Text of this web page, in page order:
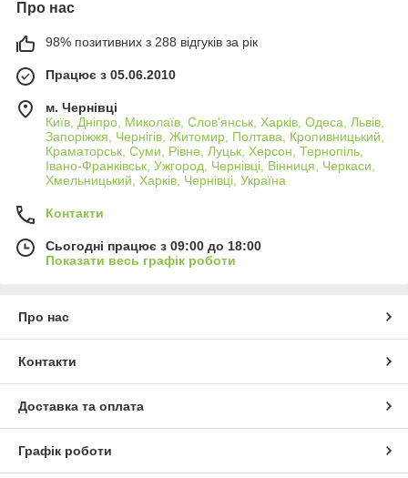
Про нас
98% позитивних з 288 відгуків за рік
Працює з 05.06.2010
м. Чернівці
Київ, Дніпро, Миколаїв, Слов'янськ, Харків, Одеса, Львів,
Запоріжжя, Чернігів, Житомир, Полтава, Кропивницький,
Краматорськ, Суми, Рівне, Луцьк, Херсон, Тернопіль,
Івано-Франківськ, Ужгород, Чернівці, Вінниця, Черкаси,
Хмельницький, Харків, Чернівці, Україна
Контакти
Сьогодні працює з 09:00 до 18:00
Показати весь графік роботи
Про нас
Контакти
Доставка та оплата
Графік роботи